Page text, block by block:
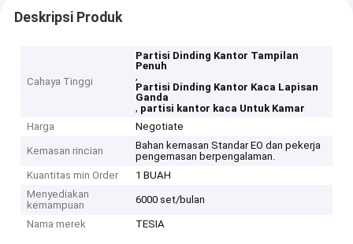
Deskripsi Produk
Cahaya Tinggi
Partisi Dinding Kantor Tampilan
Penuh
,
Partisi Dinding Kantor Kaca Lapisan
Ganda
, partisi kantor kaca Untuk Kamar
Harga
Negotiate
Kemasan rincian
Bahan kemasan Standar EO dan pekerja
pengemasan berpengalaman.
Kuantitas min Order
1 BUAH
Menyediakan
kemampuan
6000 set/bulan
Nama merek TESIA